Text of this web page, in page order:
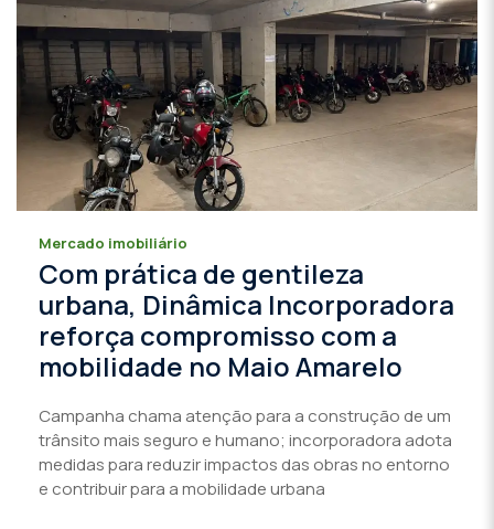
Mercado imobiliário
Com prática de gentileza
urbana, Dinâmica Incorporadora
reforça compromisso com a
mobilidade no Maio Amarelo
Campanha chama atenção para a construção de um
trânsito mais seguro e humano; incorporadora adota
medidas para reduzir impactos das obras no entorno
e contribuir para a mobilidade urbana